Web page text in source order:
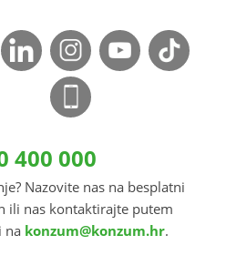
400 000
Nazovite nas na besplatni
ili nas kontaktirajte putem
na konzum@konzum.hr.